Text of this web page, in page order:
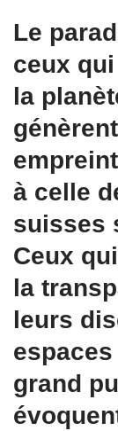
Le
cеuх
lа
à сеlle
suissеs
Cеuх
la
lеurs
grand